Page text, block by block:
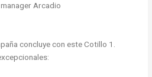
Arcadio
concluye con este Cotillo 1.